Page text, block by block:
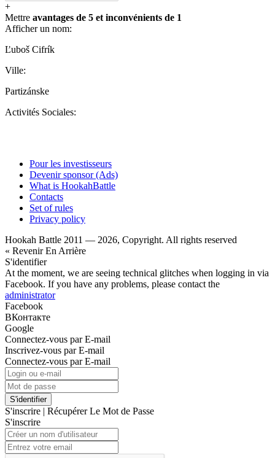
+
Mettre avantages de 5 et inconvénients de 1
Afficher un nom:
Ľuboš Cifrík
Ville:
Partizánske
Activités Sociales:
Pour les investisseurs
Devenir sponsor (Ads)
What is HookahBattle
Contacts
Set of rules
Privacy policy
Hookah Battle 2011 — 2026, Copyright. All rights reserved
« Revenir En Arrière
S'identifier
At the moment, we are seeing technical glitches when logging in via
Facebook. If you have any problems, please contact the
administrator
Facebook
ВКонтакте
Google
Connectez-vous par E-mail
Inscrivez-vous par E-mail
Connectez-vous par E-mail
S'identifier
S'inscrire | Récupérer Le Mot de Passe
S'inscrire